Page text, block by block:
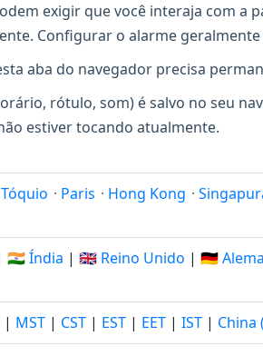
exigir que você interaja com a
Configurar o alarme
aba do navegador precisa
rótulo, som) é salvo no seu
estiver tocando atualmente.
Tóquio · Paris · Hong Kong ·
🇮🇳 Índia | 🇬🇧 Reino Unido | 🇩🇪
| MST | CST | EST | EET | IST | China